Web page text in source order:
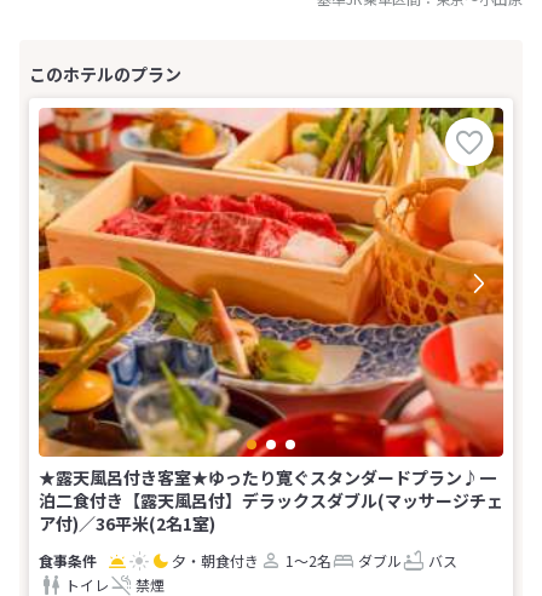
★露天風呂付き客室★ゆったり寛ぐスタンダードプラン♪一
泊二食付き【露天風呂付】デラックスダブル(マッサージチェ
ア付)／36平米(2名1室)
夕・朝食付き 1～2名 ダブル
バス
トイレ
禁煙